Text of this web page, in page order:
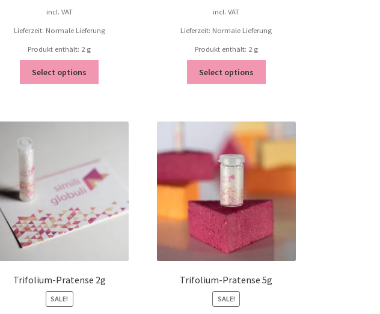
incl. VAT
Lieferzeit: Normale Lieferung
Produkt enthält: 2 g
Select options
incl. VAT
Lieferzeit: Normale Lieferung
Produkt enthält: 2 g
Select options
Trifolium-Pratense 2g
SALE!
Trifolium-Pratense 5g
SALE!